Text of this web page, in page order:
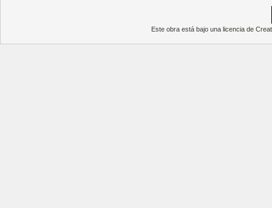
Este obra está bajo unalicencia de